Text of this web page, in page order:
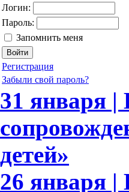
Логин:
Пароль:
Запомнить меня
Регистрация
Забыли свой пароль?
31 января |
детей»
26 января |